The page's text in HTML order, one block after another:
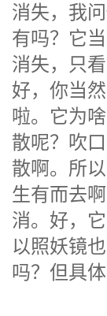
消失，我
有吗？它
消失，只
好，你当
啦。它为
散呢？吹
散啊。所
生有而去
消。好，
以照妖镜
吗？但具